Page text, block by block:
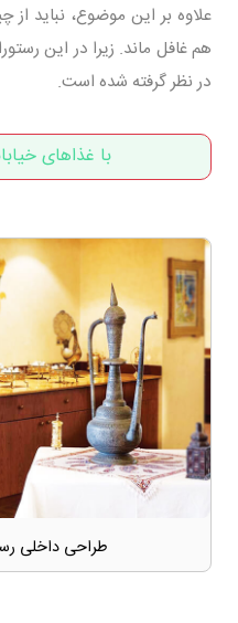
علاوه بر این موضوع، نباید
هم غافل ماند. زیرا در این
در نظر گرفته شده است.
با غذاهای
طراحی داخلی